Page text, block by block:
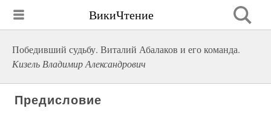
ВикиЧтение
Победивший судьбу. Виталий Абалаков и его команда.
Кизель Владимир Александрович
Предисловие